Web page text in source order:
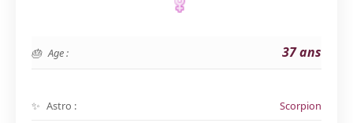
Age : 37 ans
Astro : Scorpion